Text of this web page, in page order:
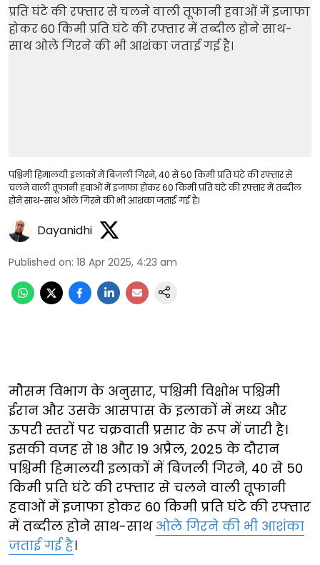
पश्चिमी हिमालयी इलाकों में बिजली गिरने, 40 से 50 किमी प्रति घंटे की रफ्तार से
चलने वाली तूफानी हवाओं में इजाफा होकर 60 किमी प्रति घंटे की रफ्तार में तब्दील
होने साथ-साथ ओले गिरने की भी आशंका जताई गई है।
Dayanidhi
Published on: 18 Apr 2025, 4:23 am
मौसम विभाग के अनुसार, पश्चिमी विक्षोभ पश्चिमी
ईरान और उसके आसपास के इलाकों में मध्य और
ऊपरी स्तरों पर चक्रवाती प्रसार के रूप में जारी है।
इसकी वजह से 18 और 19 अप्रैल, 2025 के दौरान
पश्चिमी हिमालयी इलाकों में बिजली गिरने, 40 से 50
किमी प्रति घंटे की रफ्तार से चलने वाली तूफानी
हवाओं में इजाफा होकर 60 किमी प्रति घंटे की रफ्तार
में तब्दील होने साथ-साथ ओले गिरने की भी आशंका
जताई गई है।